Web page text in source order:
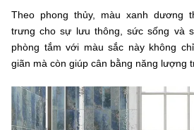
Theo phong thủy, màu xanh dương
trưng cho sự lưu thông, sức sống và
phòng tắm với màu sắc này không
giãn mà còn giúp cân bằng năng lượng